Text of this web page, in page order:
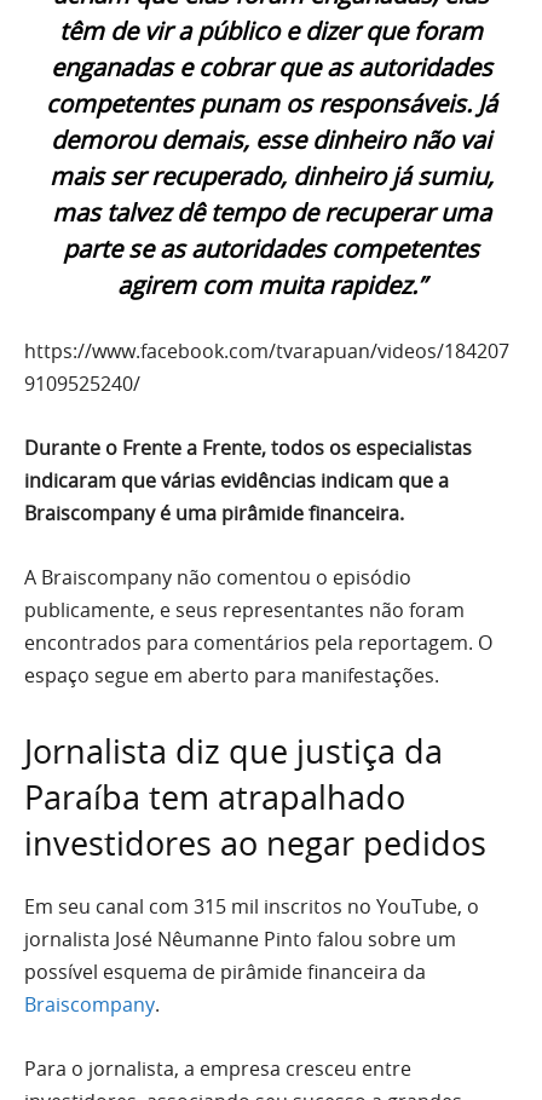
têm de vir a público e dizer que foram
enganadas e cobrar que as autoridades
competentes punam os responsáveis. Já
demorou demais, esse dinheiro não vai
mais ser recuperado, dinheiro já sumiu,
mas talvez dê tempo de recuperar uma
parte se as autoridades competentes
agirem com muita rapidez.”
https://www.facebook.com/tvarapuan/videos/184207
9109525240/
Durante o Frente a Frente, todos os especialistas
indicaram que várias evidências indicam que a
Braiscompany é uma pirâmide financeira.
A Braiscompany não comentou o episódio
publicamente, e seus representantes não foram
encontrados para comentários pela reportagem. O
espaço segue em aberto para manifestações.
Jornalista diz que justiça da
Paraíba tem atrapalhado
investidores ao negar pedidos
Em seu canal com 315 mil inscritos no YouTube, o
jornalista José Nêumanne Pinto falou sobre um
possível esquema de pirâmide financeira da
Braiscompany.
Para o jornalista, a empresa cresceu entre